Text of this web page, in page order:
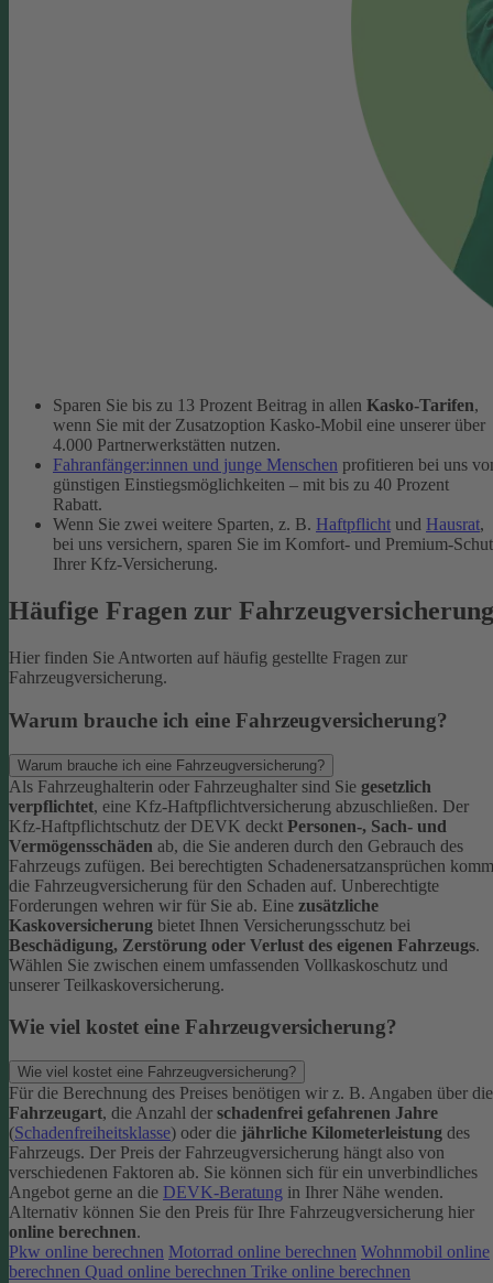
Sparen Sie bis zu 13 Prozent Beitrag in allen Kasko-Tarifen,
wenn Sie mit der Zusatzoption Kasko-Mobil eine unserer über
4.000 Partnerwerkstätten nutzen.
Fahranfänger:innen und junge Menschen profitieren bei uns
günstigen Einstiegsmöglichkeiten – mit bis zu 40 Prozent
Rabatt.
Wenn Sie zwei weitere Sparten, z. B. Haftpflicht und Hausrat,
bei uns versichern, sparen Sie im Komfort- und Premium-
Ihrer Kfz-Versicherung.
Häufige Fragen zur Fahrzeugversicherung
Hier finden Sie Antworten auf häufig gestellte Fragen zur
Fahrzeugversicherung.
Warum brauche ich eine Fahrzeugversicherung?
Warum brauche ich eine Fahrzeugversicherung?
Als Fahrzeughalterin oder Fahrzeughalter sind Sie gesetzlich
verpflichtet, eine Kfz-Haftpflichtversicherung abzuschließen. Der
Kfz-Haftpflichtschutz der DEVK deckt Personen-, Sach- und
Vermögensschäden ab, die Sie anderen durch den Gebrauch des
Fahrzeugs zufügen. Bei berechtigten Schadenersatzansprüchen
die Fahrzeugversicherung für den Schaden auf. Unberechtigte
Forderungen wehren wir für Sie ab. Eine zusätzliche
Kaskoversicherung bietet Ihnen Versicherungsschutz bei
Beschädigung, Zerstörung oder Verlust des eigenen Fahrzeugs.
Wählen Sie zwischen einem umfassenden Vollkaskoschutz und
unserer Teilkaskoversicherung.
Wie viel kostet eine Fahrzeugversicherung?
Wie viel kostet eine Fahrzeugversicherung?
Für die Berechnung des Preises benötigen wir z. B. Angaben über die
Fahrzeugart, die Anzahl der schadenfrei gefahrenen Jahre
(Schadenfreiheitsklasse) oder die jährliche Kilometerleistung des
Fahrzeugs. Der Preis der Fahrzeugversicherung hängt also von
verschiedenen Faktoren ab. Sie können sich für ein unverbindliches
Angebot gerne an die DEVK-Beratung in Ihrer Nähe wenden.
Alternativ können Sie den Preis für Ihre Fahrzeugversicherung hier
online berechnen.
Pkw online berechnen Motorrad online berechnen Wohnmobil online
berechnen Quad online berechnen Trike online berechnen